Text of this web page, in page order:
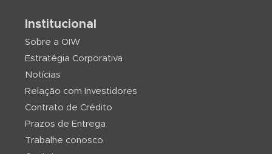
Institucional
Sobre a OIW
Estratégia Corporativa
Notícias
Relação com Investidores
Contrato de Crédito
Prazos de Entrega
Trabalhe conosco